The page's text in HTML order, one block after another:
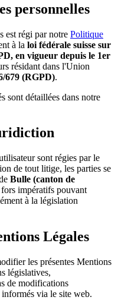
personnelles
est régi par notre Politique
à la loi fédérale suisse sur
en vigueur depuis le 1er
résidant dans l'Union
679 (RGPD).
sont détaillées dans notre
sont régies par le
de tout litige, les parties se
Bulle (canton de
impératifs pouvant
à la législation
Légales
les présentes Mentions
législatives,
de modifications
via le site web.